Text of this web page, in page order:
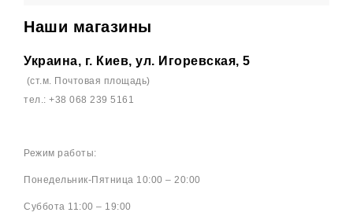
Наши магазины
Украина, г. Киев, ул. Игоревская, 5
(ст.м. Почтовая площадь)
тел.: +38 068 239 5161
Режим работы:
Понедельник-Пятница 10:00 – 20:00
Cуббота 11:00 – 19:00